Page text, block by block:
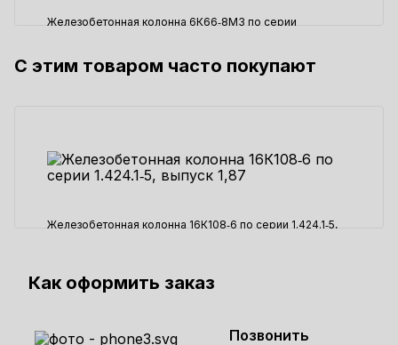
Железобетонная колонна 6К66‑8М3 по серии
62140 ₽
С этим товаром часто покупают
Железобетонная колонна 16К108‑6 по серии 1.424.1‑5,
Как оформить заказ
Позвонить